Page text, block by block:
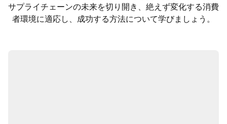
サプライチェーンの未来を切り開き、絶えず変化する消費
者環境に適応し、成功する方法について学びましょう。